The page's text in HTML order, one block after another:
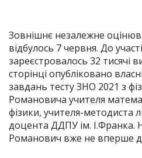
Зовнішнє незалежне
відбулось 7 червня. До
зареєстровалось 32 тисячі
сторінці опубліковано
завдань тесту ЗНО 2021 з
Романовича учителя
фізики, учителя-методиста
доцента ДДПУ ім. І.Франка.
Романович вже не вперше